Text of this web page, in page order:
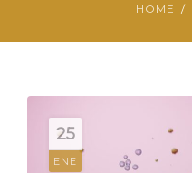
CONTACTO
BLOG
HOME
25
ENE